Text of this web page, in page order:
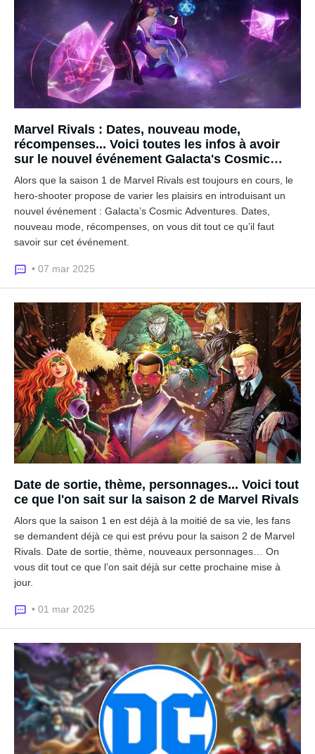
Marvel Rivals : Dates, nouveau mode,
récompenses... Voici toutes les infos à avoir
sur le nouvel événement Galacta's Cosmic
Adventures
Alors que la saison 1 de Marvel Rivals est toujours en cours, le
hero-shooter propose de varier les plaisirs en introduisant un
nouvel événement : Galacta’s Cosmic Adventures. Dates,
nouveau mode, récompenses, on vous dit tout ce qu’il faut
savoir sur cet événement.
• 07 mar 2025
Date de sortie, thème, personnages... Voici tout
ce que l'on sait sur la saison 2 de Marvel Rivals
Alors que la saison 1 en est déjà à la moitié de sa vie, les fans
se demandent déjà ce qui est prévu pour la saison 2 de Marvel
Rivals. Date de sortie, thème, nouveaux personnages… On
vous dit tout ce que l’on sait déjà sur cette prochaine mise à
jour.
• 01 mar 2025